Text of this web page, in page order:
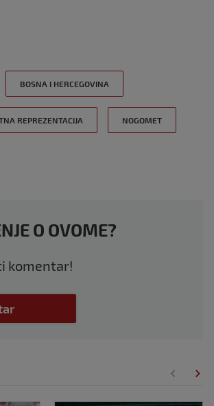
BOSNA I HERCEGOVINA
REPREZENTACIJA NOGOMET
O OVOME?
komentar!